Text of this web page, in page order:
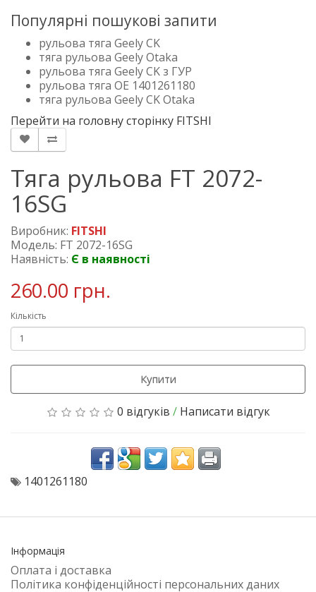
Популярні пошукові запити
рульова тяга Geely CK
тяга рульова Geely Otaka
рульова тяга Geely CK з ГУР
рульова тяга OE 1401261180
тяга рульова Geely CK Otaka
Перейти на головну сторінку FITSHI
Тяга рульова FT 2072-
16SG
Виробник: FITSHI
Модель: FT 2072-16SG
Наявність: Є в наявності
260.00 грн.
Кількість
Купити
0 відгуків / Написати відгук
1401261180
Інформація
Оплата і доставка
Політика конфіденційності персональних даних